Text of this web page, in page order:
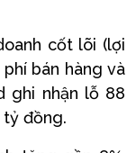
cốt lõi (lợi
bán hàng và
ghi nhận lỗ 88
đồng.